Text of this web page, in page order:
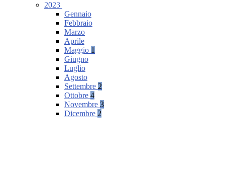
2023
Gennaio
Febbraio
Marzo
Aprile
Maggio 1
Giugno
Luglio
Agosto
Settembre 2
Ottobre 4
Novembre 3
Dicembre 2